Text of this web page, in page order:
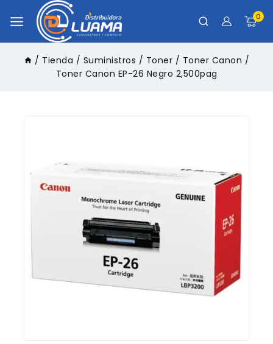
0
/ Tienda / Suministros / Toner / Toner Canon /
Toner Canon EP-26 Negro 2,500pag